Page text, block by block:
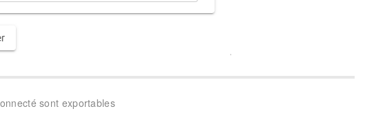
sont exportables